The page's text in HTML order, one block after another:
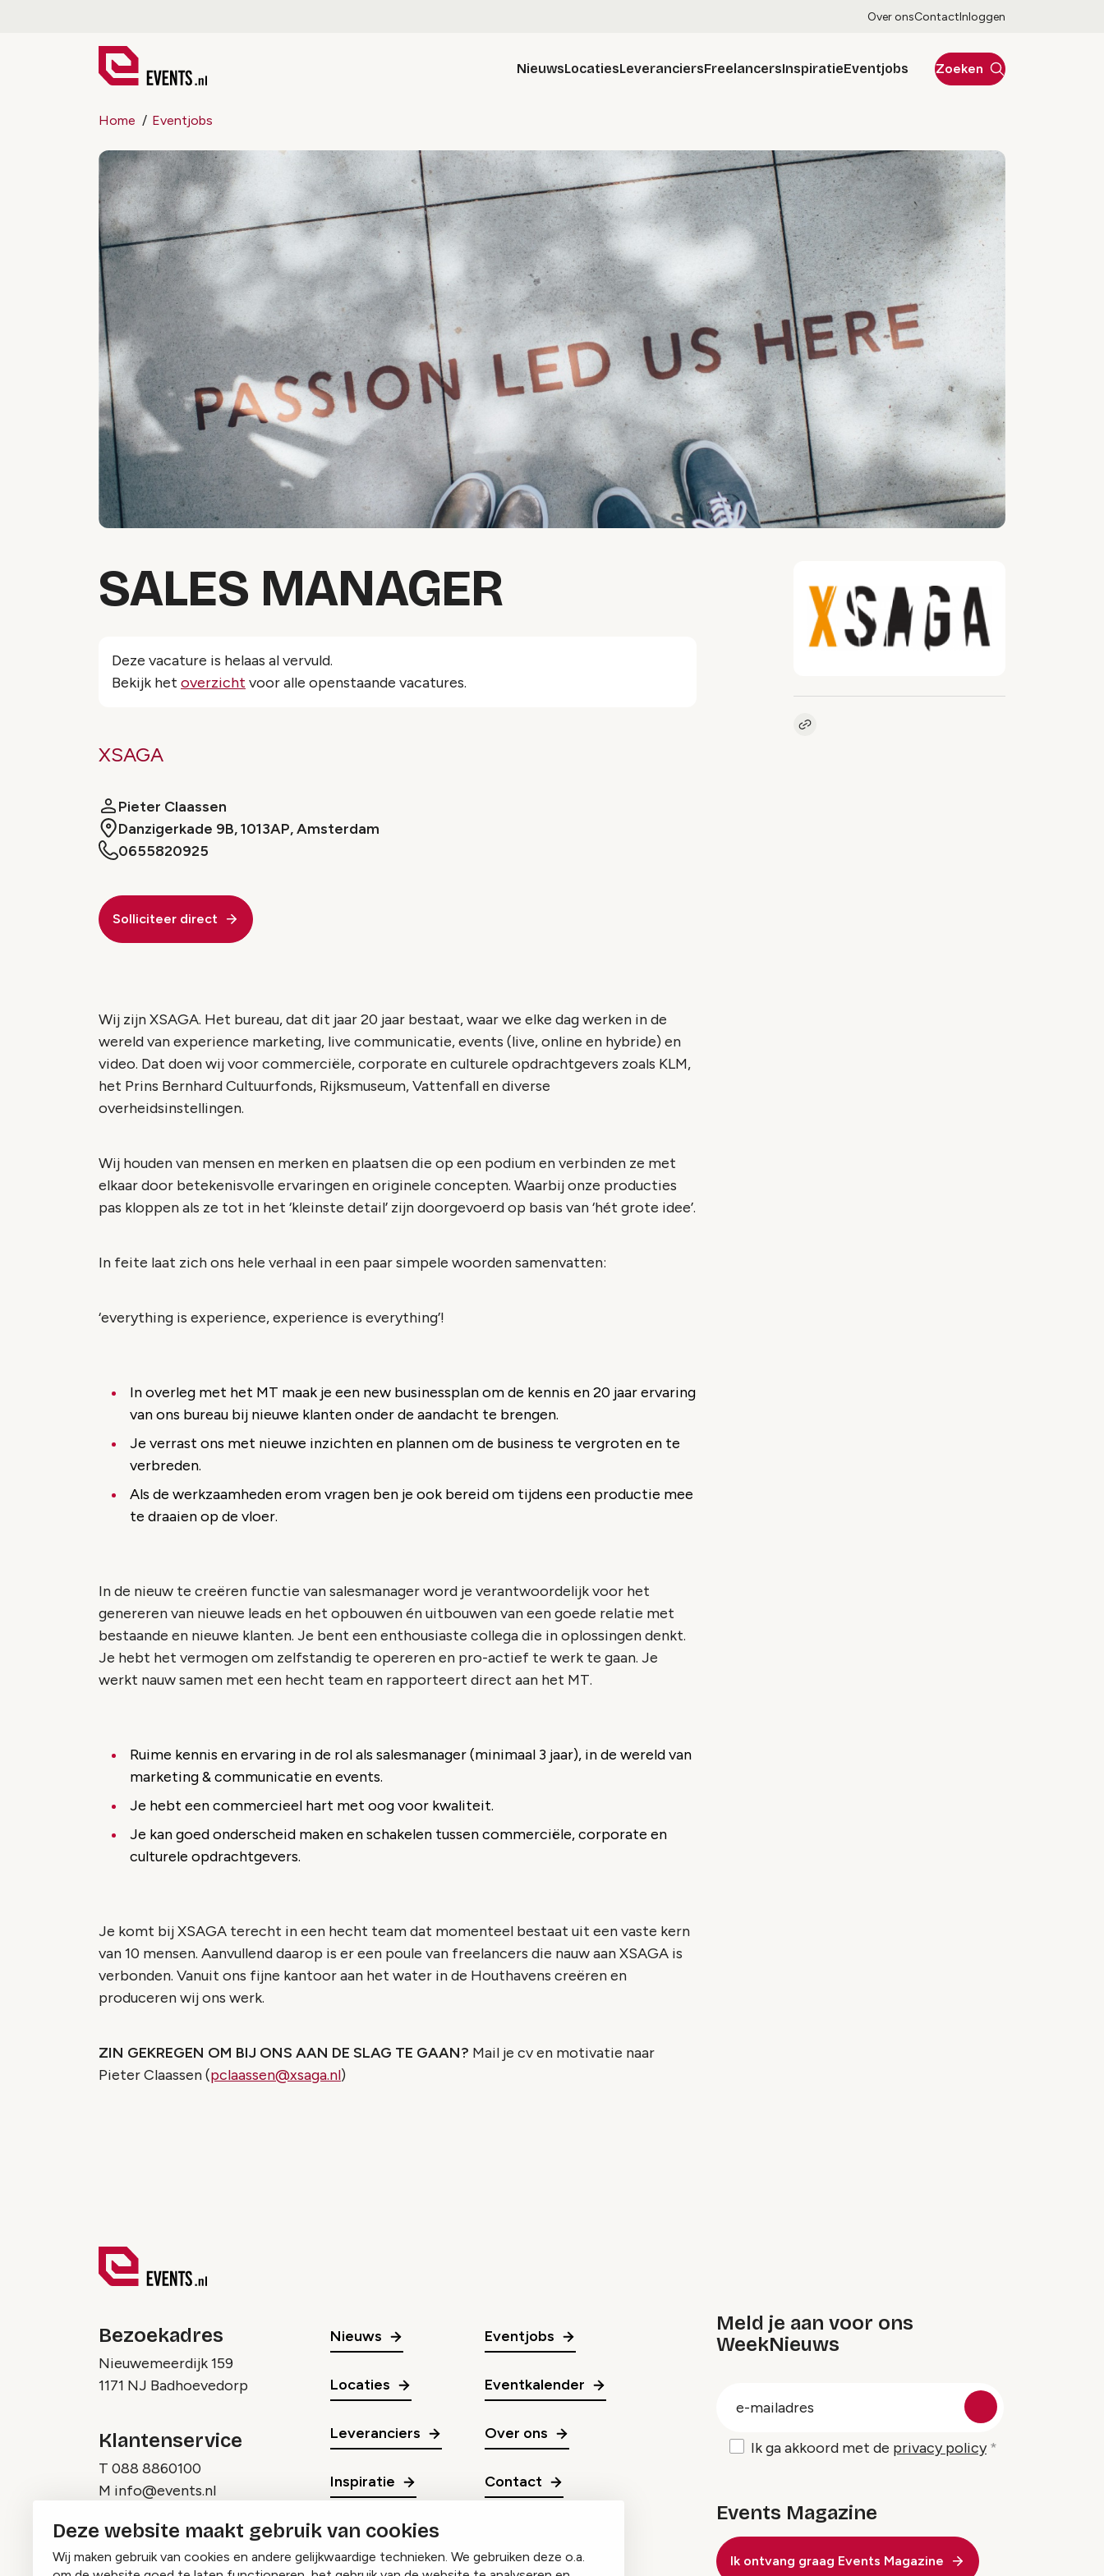
Deze website maakt gebruik van cookies
Wij maken gebruik van cookies en andere gelijkwaardige technieken. We gebruiken deze o.a.
Over onsContactInloggen
NieuwsLocatiesLeveranciersFreelancersInspiratieEventjobs Zoeken
Home Eventjobs
SALES MANAGER
Deze vacature is helaas al vervuld.
Bekijk het overzicht voor alle openstaande vacatures.
XSAGA
Pieter Claassen
Danzigerkade 9B, 1013AP, Amsterdam
0655820925
Solliciteer direct
Kopieer link naar vacature
Wij zijn XSAGA. Het bureau, dat dit jaar 20 jaar bestaat, waar we elke dag werken in de
wereld van experience marketing, live communicatie, events (live, online en hybride) en
video. Dat doen wij voor commerciële, corporate en culturele opdrachtgevers zoals KLM,
het Prins Bernhard Cultuurfonds, Rijksmuseum, Vattenfall en diverse
overheidsinstellingen.
Wij houden van mensen en merken en plaatsen die op een podium en verbinden ze met
elkaar door betekenisvolle ervaringen en originele concepten. Waarbij onze producties
pas kloppen als ze tot in het ‘kleinste detail’ zijn doorgevoerd op basis van ‘hét grote idee’.
In feite laat zich ons hele verhaal in een paar simpele woorden samenvatten:
‘everything is experience, experience is everything’!
In overleg met het MT maak je een new businessplan om de kennis en 20 jaar ervaring
van ons bureau bij nieuwe klanten onder de aandacht te brengen.
Je verrast ons met nieuwe inzichten en plannen om de business te vergroten en te
verbreden.
Als de werkzaamheden erom vragen ben je ook bereid om tijdens een productie mee
te draaien op de vloer.
In de nieuw te creëren functie van salesmanager word je verantwoordelijk voor het
genereren van nieuwe leads en het opbouwen én uitbouwen van een goede relatie met
bestaande en nieuwe klanten. Je bent een enthousiaste collega die in oplossingen denkt.
Je hebt het vermogen om zelfstandig te opereren en pro-actief te werk te gaan. Je
werkt nauw samen met een hecht team en rapporteert direct aan het MT.
Ruime kennis en ervaring in de rol als salesmanager (minimaal 3 jaar), in de wereld van
marketing & communicatie en events.
Je hebt een commercieel hart met oog voor kwaliteit.
Je kan goed onderscheid maken en schakelen tussen commerciële, corporate en
culturele opdrachtgevers.
Je komt bij XSAGA terecht in een hecht team dat momenteel bestaat uit een vaste kern
van 10 mensen. Aanvullend daarop is er een poule van freelancers die nauw aan XSAGA is
verbonden. Vanuit ons fijne kantoor aan het water in de Houthavens creëren en
produceren wij ons werk.
ZIN GEKREGEN OM BIJ ONS AAN DE SLAG TE GAAN? Mail je cv en motivatie naar
Pieter Claassen (pclaassen@xsaga.nl)
Bezoekadres
Nieuwemeerdijk 159
1171 NJ Badhoevedorp
Klantenservice
T 088 8860100
M info@events.nl
Nieuws
Locaties
Leveranciers
Inspiratie
Eventjobs
Eventkalender
Over ons
Contact
Meld je aan voor ons
WeekNieuws
Ik ga akkoord met de privacy policy
Events Magazine
Ik ontvang graag Events Magazine